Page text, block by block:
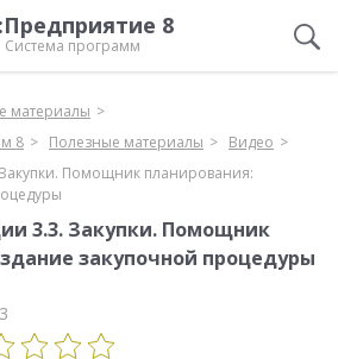
8
Система программ
материалы
8
Полезные материалы
Видео
Помощник планирования:
3.3. Закупки. Помощник
закупочной процедуры